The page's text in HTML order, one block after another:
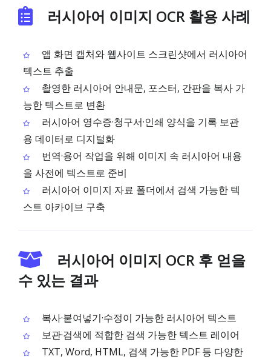
러시아어 이미지 OCR 활용 사례
앱 화면 캡처와 웹사이트 스크린샷에서 러시아어
텍스트 추출
촬영한 러시아어 안내문, 포스터, 간판을 복사 가
능한 텍스트로 변환
러시아어 영수증·청구서·인쇄 양식을 기록 보관
용 데이터로 디지털화
번역·용어 작업을 위해 이미지 속 러시아어 내용
을 사전에 텍스트로 준비
러시아어 이미지 자료 폴더에서 검색 가능한 텍
스트 아카이브 구축
러시아어 이미지 OCR 후 얻을
수 있는 결과
복사·붙여넣기·수정이 가능한 러시아어 텍스트
보관·검색에 적합한 검색 가능한 텍스트 레이어
TXT, Word, HTML, 검색 가능한 PDF 등 다양한